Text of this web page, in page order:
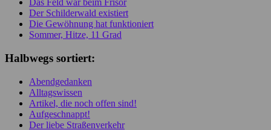
Das Feld war beim Frisör
Der Schilderwald existiert
Die Gewöhnung hat funktioniert
Sommer, Hitze, 11 Grad
Halbwegs sortiert:
Abendgedanken
Alltagswissen
Artikel, die noch offen sind!
Aufgeschnappt!
Der liebe Straßenverkehr